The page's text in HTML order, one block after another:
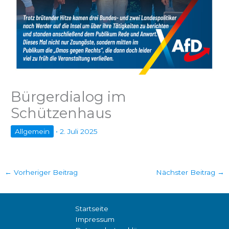
Bürgerdialog im
Schützenhaus
Allgemein •2. Juli 2025
← Vorheriger Beitrag Nächster Beitrag →
Startseite
Impressum